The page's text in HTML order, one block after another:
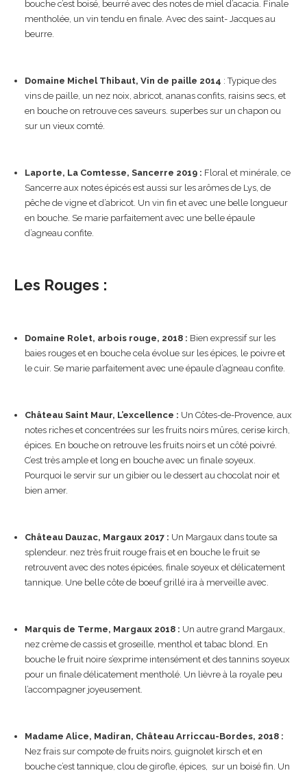
bouche c’est boisé, beurré avec des notes de miel d’acacia. Finale
mentholée, un vin tendu en finale. Avec des saint- Jacques au
beurre.
Domaine Michel Thibaut, Vin de paille 2014 : Typique des
vins de paille, un nez noix, abricot, ananas confits, raisins secs, et
en bouche on retrouve ces saveurs. superbes sur un chapon ou
sur un vieux comté.
Laporte, La Comtesse, Sancerre 2019 : Floral et minérale, ce
Sancerre aux notes épicés est aussi sur les arômes de Lys, de
pêche de vigne et d’abricot. Un vin fin et avec une belle longueur
en bouche. Se marie parfaitement avec une belle épaule
d’agneau confite.
Les Rouges :
Domaine Rolet, arbois rouge, 2018 : Bien expressif sur les
baies rouges et en bouche cela évolue sur les épices, le poivre et
le cuir. Se marie parfaitement avec une épaule d’agneau confite.
Château Saint Maur, L’excellence : Un Côtes-de-Provence, aux
notes riches et concentrées sur les fruits noirs mûres, cerise kirch,
épices. En bouche on retrouve les fruits noirs et un côté poivré.
C’est très ample et long en bouche avec un finale soyeux.
Pourquoi le servir sur un gibier ou le dessert au chocolat noir et
bien amer.
Château Dauzac, Margaux 2017 : Un Margaux dans toute sa
splendeur. nez très fruit rouge frais et en bouche le fruit se
retrouvent avec des notes épicées, finale soyeux et délicatement
tannique. Une belle côte de boeuf grillé ira à merveille avec.
Marquis de Terme, Margaux 2018 : Un autre grand Margaux,
nez crème de cassis et groseille, menthol et tabac blond. En
bouche le fruit noire s’exprime intensément et des tannins soyeux
pour un finale délicatement mentholé. Un lièvre à la royale peu
l’accompagner joyeusement.
Madame Alice, Madiran, Château Arriccau-Bordes, 2018 :
Nez frais sur compote de fruits noirs, guignolet kirsch et en
bouche c’est tannique, clou de girofle, épices, sur un boisé fin. Un